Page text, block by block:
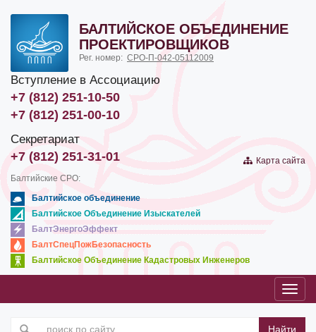
БАЛТИЙСКОЕ ОБЪЕДИНЕНИЕ
ПРОЕКТИРОВЩИКОВ
Рег. номер: СРО-П-042-05112009
Вступление в Ассоциацию
+7 (812) 251-10-50
+7 (812) 251-00-10
Секретариат
+7 (812) 251-31-01
Карта сайта
Балтийские СРО:
Балтийское объединение
Балтийское Объединение Изыскателей
БалтЭнергоЭффект
БалтСпецПожБезопасность
Балтийское Объединение Кадастровых Инженеров
Найти